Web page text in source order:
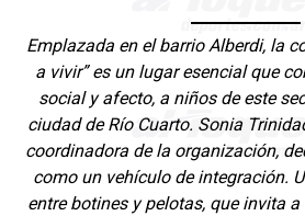
Emplazada en el barrio Alberdi, la
a vivir” es un lugar esencial que
social y afecto, a niños de este
ciudad de Río Cuarto. Sonia
coordinadora de la organización,
como un vehículo de integración.
entre botines y pelotas, que invita